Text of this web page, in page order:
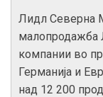
Лидл Северна
малопродажба
компании во
Германија и
над 12 200